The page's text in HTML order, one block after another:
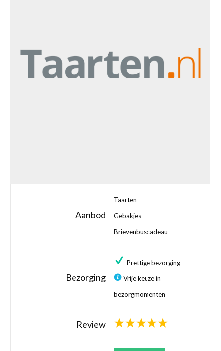
Aanbod
Taarten
Gebakjes
Brievenbuscadeau
Bezorging
Prettige bezorging
Vrije keuze in
bezorgmomenten
Review